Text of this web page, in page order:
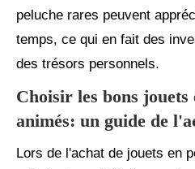
peluche rares peuvent
temps, ce qui en fait des
des trésors personnels.
Choisir les bons jouets
animés: un guide de
Lors de l'achat de jouets en